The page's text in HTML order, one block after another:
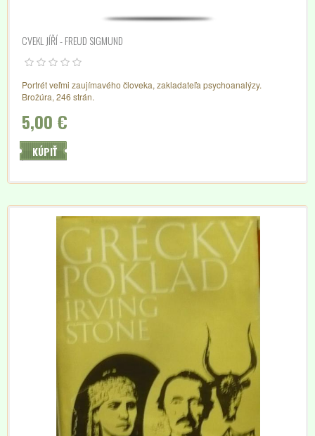
CVEKL JÍŘÍ - FREUD SIGMUND
Portrét veľmi zaujímavého človeka, zakladateľa psychoanalýzy.
Brožúra, 246 strán.
5,00 €
KÚPIŤ